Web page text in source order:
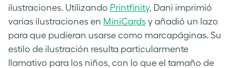
ilustraciones. Utilizando Printfinity, Dani imprimió
varias ilustraciones en MiniCards y añadió un lazo
para que pudieran usarse como marcapáginas. Su
estilo de ilustración resulta particularmente
llamativo para los niños, con lo que el tamaño de